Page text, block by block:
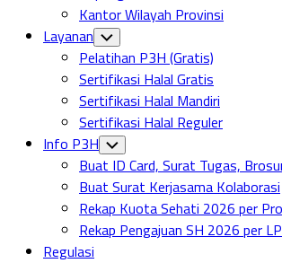
Kantor Wilayah Provinsi
Layanan Toggle
Child
Menu
Pelatihan P3H (Gratis)
Sertifikasi Halal Gratis
Sertifikasi Halal Mandiri
Sertifikasi Halal Reguler
Info P3H Toggle
Child
Menu
Buat ID Card, Surat Tugas,
Buat Surat Kerjasama Kolaborasi
Rekap Kuota Sehati 2026 per
Rekap Pengajuan SH 2026 per
Regulasi